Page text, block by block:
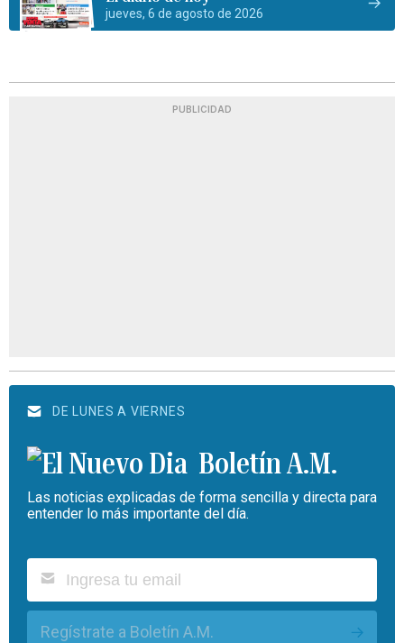
jueves, 6 de agosto de 2026
PUBLICIDAD
DE LUNES A VIERNES
Boletín A.M.
Las noticias explicadas de forma sencilla y directa para
entender lo más importante del día.
Regístrate a Boletín A.M.